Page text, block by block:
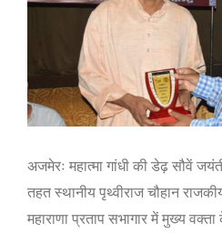
अजमेरः महात्मा गांधी की डेढ़ सौवें
तहत स्थानीय पृथ्वीराज चौहान
महाराणा प्रताप सभागार में मुख्य वक्ता